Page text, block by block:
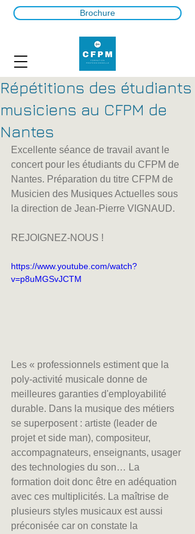
Brochure
Répétitions des étudiants
musiciens au CFPM de
Nantes
Excellente séance de travail avant le
concert pour les étudiants du CFPM de
Nantes. Préparation du titre CFPM de
Musicien des Musiques Actuelles sous
la direction de Jean-Pierre VIGNAUD.
REJOIGNEZ-NOUS !
https://www.youtube.com/watch?
v=p8uMGSvJCTM
Les « professionnels estiment que la
poly-activité musicale donne de
meilleures garanties d'employabilité
durable. Dans la musique des métiers
se superposent : artiste (leader de
projet et side man), compositeur,
accompagnateurs, enseignants, usager
des technologies du son… La
formation doit donc être en adéquation
avec ces multiplicités. La maîtrise de
plusieurs styles musicaux est aussi
préconisée car on constate la